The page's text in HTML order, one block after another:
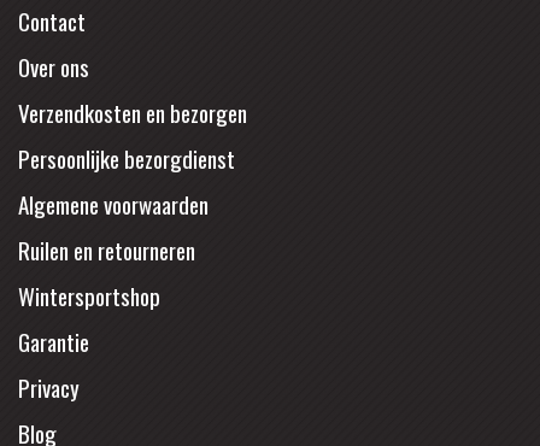
Contact
Over ons
Verzendkosten en bezorgen
Persoonlijke bezorgdienst
Algemene voorwaarden
Ruilen en retourneren
Wintersportshop
Garantie
Privacy
Blog